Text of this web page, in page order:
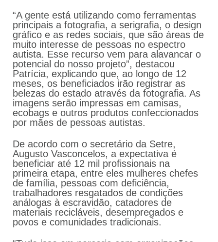
“A gente está utilizando como ferramentas
principais a fotografia, a serigrafia, o design
gráfico e as redes sociais, que são áreas de
muito interesse de pessoas no espectro
autista. Esse recurso vem para alavancar o
potencial do nosso projeto”, destacou
Patrícia, explicando que, ao longo de 12
meses, os beneficiados irão registrar as
belezas do estado através da fotografia. As
imagens serão impressas em camisas,
ecobags e outros produtos confeccionados
por mães de pessoas autistas.
De acordo com o secretário da Setre,
Augusto Vasconcelos, a expectativa é
beneficiar até 12 mil profissionais na
primeira etapa, entre eles mulheres chefes
de família, pessoas com deficiência,
trabalhadores resgatados de condições
análogas à escravidão, catadores de
materiais recicláveis, desempregados e
povos e comunidades tradicionais.